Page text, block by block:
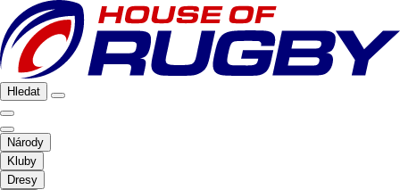
Hledat
Národy
Kluby
Dresy